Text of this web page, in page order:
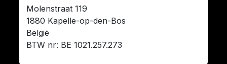
Molenstraat 119
1880 Kapelle-op-den-Bos
België
BTW nr: BE 1021.257.273